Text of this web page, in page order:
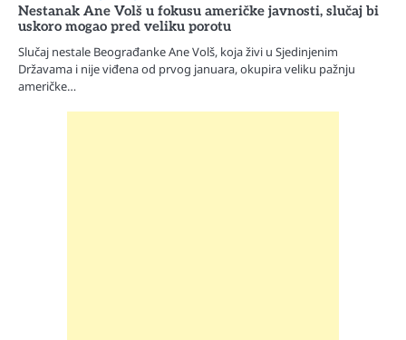
Nestanak Ane Volš u fokusu američke javnosti, slučaj bi
uskoro mogao pred veliku porotu
Slučaj nestale Beograđanke Ane Volš, koja živi u Sjedinjenim
Državama i nije viđena od prvog januara, okupira veliku pažnju
američke…